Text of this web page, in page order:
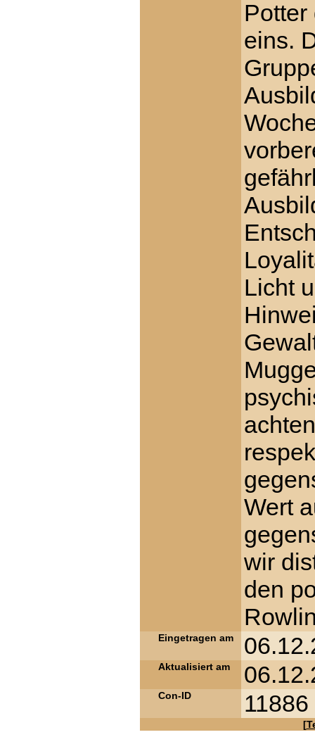
Potter
eins.
Licht
Wert
wir
den
Eingetragen am
Aktualisiert am
Con-ID 11886
[